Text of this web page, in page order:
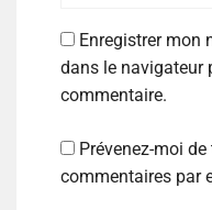
Enregistrer mon
dans le navigateur
commentaire.
Prévenez-moi
commentaires par